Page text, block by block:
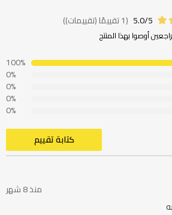
5.0/5 (1 تقييمًا (تقييمات))
100%
0%
0%
0%
0%
كتابة تقييم
منذ 8 شهر